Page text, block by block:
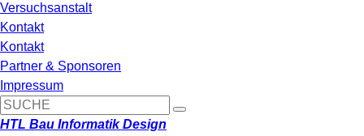
Versuchsanstalt
Kontakt
Kontakt
Partner & Sponsoren
Impressum
HTL Bau Informatik Design